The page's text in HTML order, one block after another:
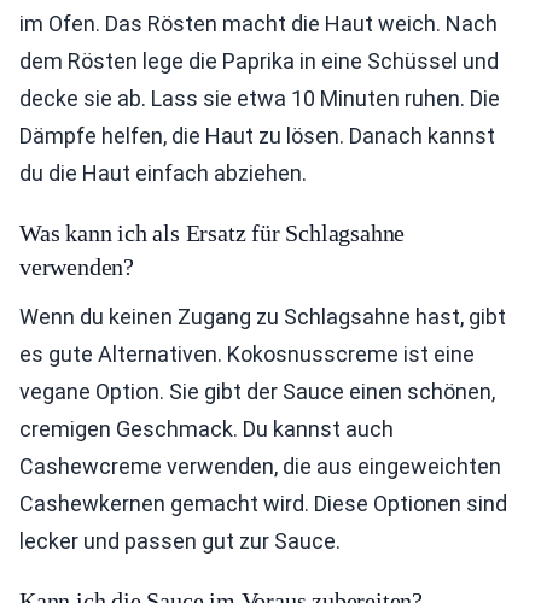
im Ofen. Das Rösten macht die Haut weich. Nach
dem Rösten lege die Paprika in eine Schüssel und
decke sie ab. Lass sie etwa 10 Minuten ruhen. Die
Dämpfe helfen, die Haut zu lösen. Danach kannst
du die Haut einfach abziehen.
Was kann ich als Ersatz für Schlagsahne
verwenden?
Wenn du keinen Zugang zu Schlagsahne hast, gibt
es gute Alternativen. Kokosnusscreme ist eine
vegane Option. Sie gibt der Sauce einen schönen,
cremigen Geschmack. Du kannst auch
Cashewcreme verwenden, die aus eingeweichten
Cashewkernen gemacht wird. Diese Optionen sind
lecker und passen gut zur Sauce.